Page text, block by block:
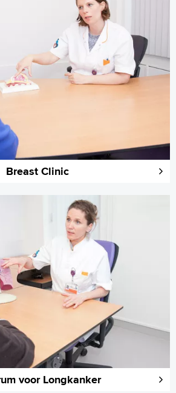
Breast Clinic
voor Longkanker